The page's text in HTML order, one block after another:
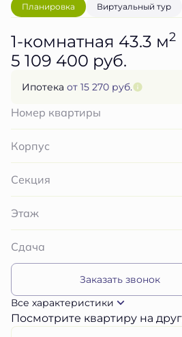
Планировка Виртуальный тур
1-комнатная 43.3 м2
5 109 400 руб.
Ипотека от 15 270 руб.
Номер квартиры
Корпус
Секция
Этаж
Сдача
Заказать звонок
Все характеристики
Посмотрите квартиру на